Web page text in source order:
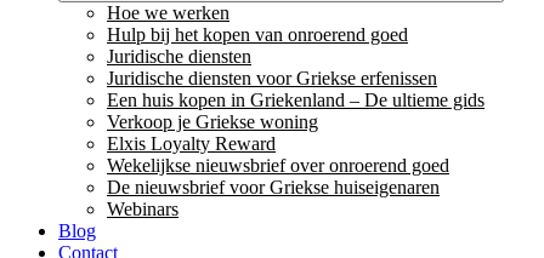
Hoe we werken
Hulp bij het kopen van onroerend goed
Juridische diensten
Juridische diensten voor Griekse erfenissen
Een huis kopen in Griekenland – De ultieme gids
Verkoop je Griekse woning
Elxis Loyalty Reward
Wekelijkse nieuwsbrief over onroerend goed
De nieuwsbrief voor Griekse huiseigenaren
Webinars
Blog
Contact